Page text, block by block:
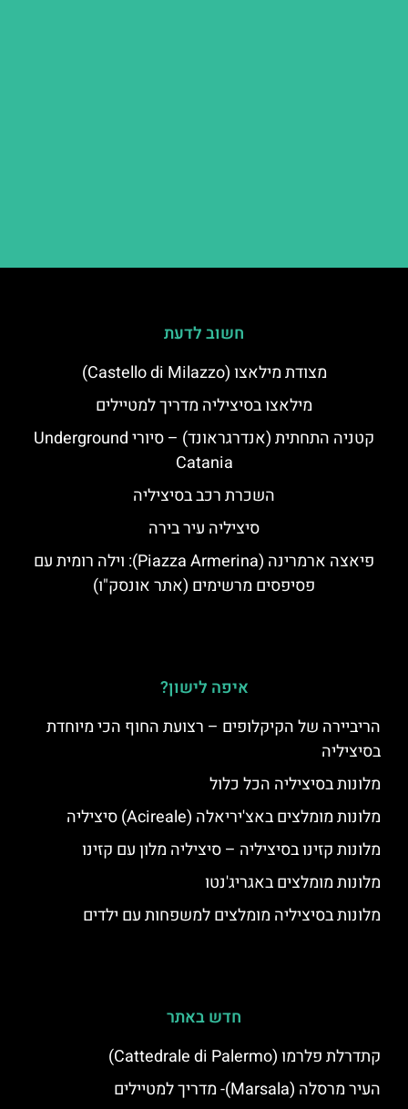
חשוב לדעת
מצודת מילאצו (Castello di Milazzo)
מילאצו בסיציליה מדריך למטיילים
קטניה התחתית (אנדרגראונד) – סיורי Underground
Catania
השכרת רכב בסיציליה
סיציליה עיר בירה
פיאצה ארמרינה (Piazza Armerina): וילה רומית עם
פסיפסים מרשימים (אתר אונסק"ו)
איפה לישון?
הריביירה של הקיקלופים – רצועת החוף הכי מיוחדת
בסיציליה
מלונות בסיציליה הכל כלול
מלונות מומלצים באצ'יריאלה (Acireale) סיציליה
מלונות קזינו בסיציליה – סיציליה מלון עם קזינו
מלונות מומלצים באגריג'נטו
מלונות בסיציליה מומלצים למשפחות עם ילדים
חדש באתר
קתדרלת פלרמו (Cattedrale di Palermo)
העיר מרסלה (Marsala)- מדריך למטיילים